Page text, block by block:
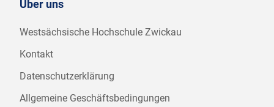
Über uns
Westsächsische Hochschule Zwickau
Kontakt
Datenschutzerklärung
Allgemeine Geschäftsbedingungen